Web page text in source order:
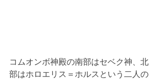
コムオンボ神殿の南部はセベク神、北
部はホロエリス＝ホルスという二人の